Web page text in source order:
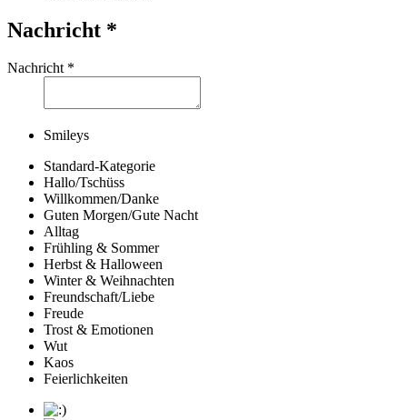
Nachricht *
Nachricht *
Smileys
Standard-Kategorie
Hallo/Tschüss
Willkommen/Danke
Guten Morgen/Gute Nacht
Alltag
Frühling & Sommer
Herbst & Halloween
Winter & Weihnachten
Freundschaft/Liebe
Freude
Trost & Emotionen
Wut
Kaos
Feierlichkeiten